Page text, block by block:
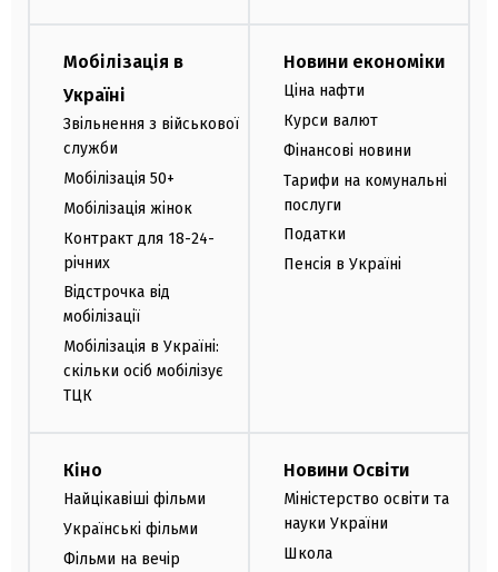
Мобілізація в
Україні
Звільнення з військової
служби
Мобілізація 50+
Мобілізація жінок
Контракт для 18-24-
річних
Відстрочка від
мобілізації
Мобілізація в Україні:
скільки осіб мобілізує
ТЦК
Новини економіки
Ціна нафти
Курси валют
Фінансові новини
Тарифи на комунальні
послуги
Податки
Пенсія в Україні
Кіно
Найцікавіші фільми
Українські фільми
Фільми на вечір
Новини Освіти
Міністерство освіти та
науки України
Школа